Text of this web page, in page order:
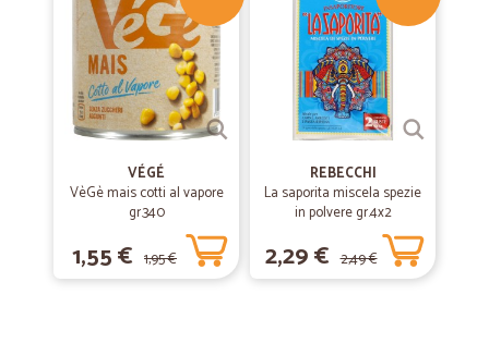
VÉGÉ
VèGè mais cotti al vapore
gr.340
1,55 € 1,95 €
REBECCHI
La saporita miscela spezie
in polvere gr.4x2
2,29 € 2,49 €